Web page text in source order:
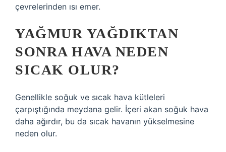
çevrelerinden ısı emer.
YAĞMUR YAĞDIKTAN
SONRA HAVA NEDEN
SICAK OLUR?
Genellikle soğuk ve sıcak hava kütleleri
çarpıştığında meydana gelir. İçeri akan soğuk hava
daha ağırdır, bu da sıcak havanın yükselmesine
neden olur.